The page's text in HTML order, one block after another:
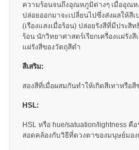
เคลือบ
ผลิตภัณฑ์
ดูแล
บุคคล
เตรียม
ความร้อนจนถึงอุณหภูมิต่างๆ เมื่ออุณ
ปล่อยออกมาจะเปลี่ยนไปซึ่งส่งผลให้สี
(เรืองแสงเมื่อร้อน) ปล่อยรังสีที่มีประสิ
ร้อน นักวิทยาศาสตร์เรียกเครื่องแผ่รัง
แผ่รังสีของวัตถุสีดำ
สีเสริม:
สองสีที่เมื่อผสมกันทำให้เกิดสีเทาหรือสี
HSL:
HSL หรือ hue/satuation/lightness คื
สอดคล้องกับวิธีที่ดวงตาของมนุษย์มอง